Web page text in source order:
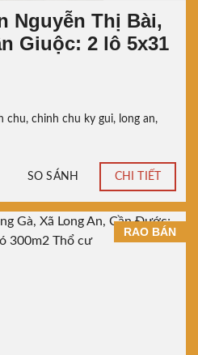
Nguyễn Thị Bài,
Giuộc: 2 lô 5x31
chu, chinh chu ky gui, long an,
SO SÁNH CHI TIẾT
RAO BÁN